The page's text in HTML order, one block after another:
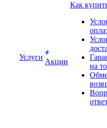
Услуги
Акции
Как
на